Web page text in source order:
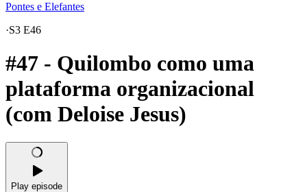
Pontes e Elefantes
·S3 E46
#47 - Quilombo como uma
plataforma organizacional
(com Deloise Jesus)
Play episode